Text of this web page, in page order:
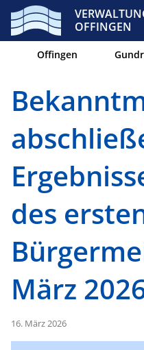
OFFINGEN
Offingen
des
März
16. März 2026